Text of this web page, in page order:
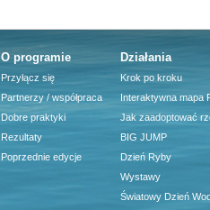
O programie
Przyłącz się
Partnerzy / współpraca
Dobre praktyki
Rezultaty
Poprzednie edycje
Działania
Krok po kroku
Interaktywna mapa
Jak zaadoptować
BIG JUMP
Dzień Ryby
Wystawy
Światowy Dzień